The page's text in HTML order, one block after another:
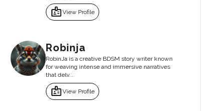
badgeView Profile
Robinja
RobinJa is a creative BDSM story writer known
for weaving intense and immersive narratives
that delv...
badgeView Profile